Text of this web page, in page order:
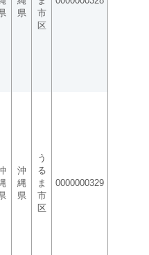
県
市
区
沖
縄
県
う
る
ま
市
区
0000000329